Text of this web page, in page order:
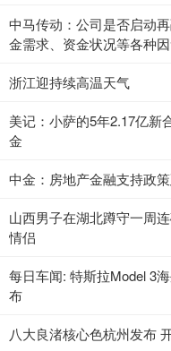
中马传动：公司是否启动
金需求、资金状况等各种
浙江迎持续高温天气
美记：小萨的5年2.17亿新
金
中金：房地产金融支持政
山西男子在湖北蹲守一周
情侣
每日车闻: 特斯拉Model 3
布
八大良渚核心色杭州发布